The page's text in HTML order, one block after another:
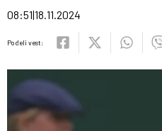
08:51 18.11.2024
Podeli vest: